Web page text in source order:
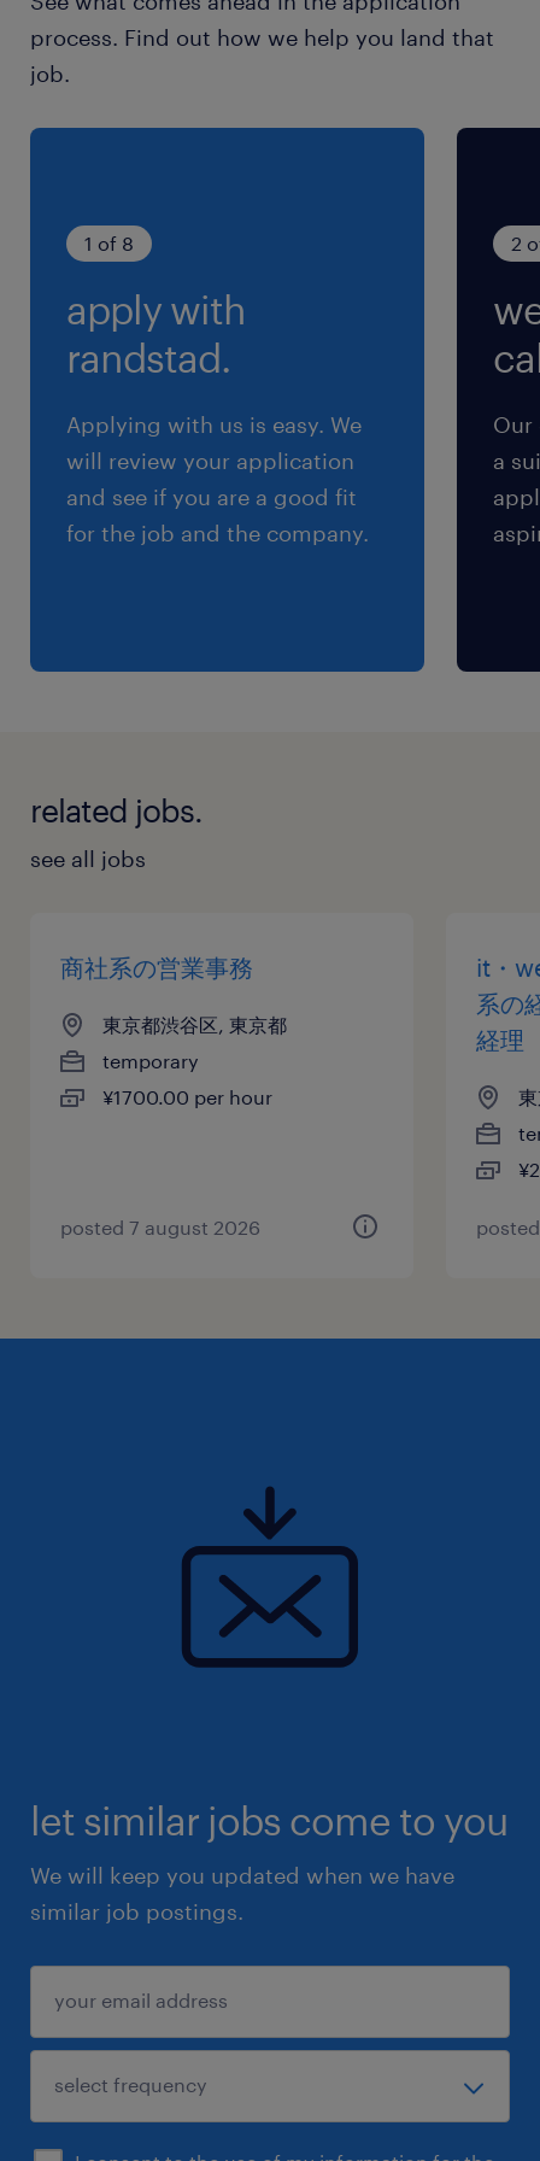
残業
10～20ｈ/月程度
process. Find out how we help you land that
job.
1 of 8
apply with
randstad.
Applying with us is easy. We
will review your application
and see if you are a good fit
for the job and the company.
2
Our
a
related jobs.
see all jobs
商社系の営業事務
東京都渋谷区, 東京都
temporary
¥1700.00 per hour
posted 7 august 2026
it・
系の
経理
let similar jobs come to you
We will keep you updated when we have
similar job postings.